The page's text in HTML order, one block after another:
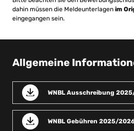
dahin müssen die Meldeunterlagen im
eingegangen sein.
Allgemeine
WNBL Ausschreibung
WNBL Gebühren 2025/